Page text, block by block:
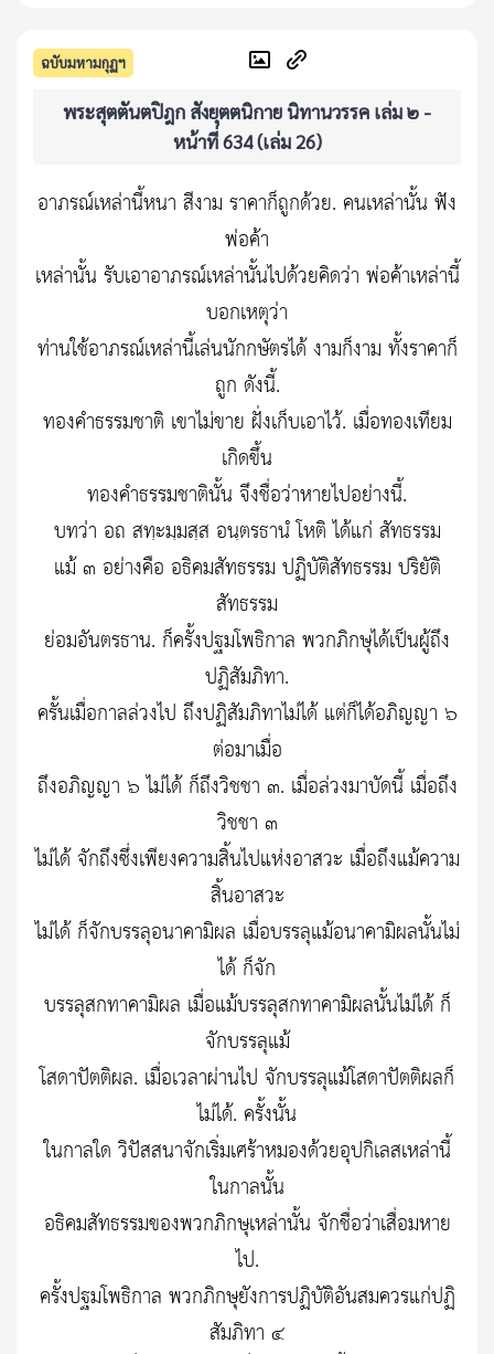
ฉบับมหามกุฏฯ
พระสุตตันตปิฎก สังยุตตนิกาย นิทานวรรค เล่ม ๒ -
หน้าที่ 634 (เล่ม 26)
อาภรณ์เหล่านี้หนา สีงาม ราคาก็ถูกด้วย. คนเหล่านั้น ฟัง
พ่อค้า
เหล่านั้น รับเอาอาภรณ์เหล่านั้นไปด้วยคิดว่า พ่อค้าเหล่านี้
บอกเหตุว่า
ท่านใช้อาภรณ์เหล่านี้เล่นนักกษัตรได้ งามก็งาม ทั้งราคาก็
ถูก ดังนี้.
ทองคำธรรมชาติ เขาไม่ขาย ฝั่งเก็บเอาไว้. เมื่อทองเทียม
เกิดขึ้น
ทองคำธรรมชาตินั้น จึงชื่อว่าหายไปอย่างนี้.
บทว่า อถ สทฺะมฺมสฺส อนฺตรธานํ โหติ ได้แก่ สัทธรรม
แม้ ๓ อย่างคือ อธิคมสัทธรรม ปฏิบัติสัทธรรม ปริยัติ
สัทธรรม
ย่อมอันตรธาน. ก็ครั้งปฐมโพธิกาล พวกภิกษุได้เป็นผู้ถึง
ปฏิสัมภิทา.
ครั้นเมื่อกาลล่วงไป ถึงปฏิสัมภิทาไม่ได้ แต่ก็ได้อภิญญา ๖
ต่อมาเมื่อ
ถึงอภิญญา ๖ ไม่ได้ ก็ถึงวิชชา ๓. เมื่อล่วงมาบัดนี้ เมื่อถึง
วิชชา ๓
ไม่ได้ จักถึงซึ่งเพียงความสิ้นไปแห่งอาสวะ เมื่อถึงแม้ความ
สิ้นอาสวะ
ไม่ได้ ก็จักบรรลุอนาคามิผล เมื่อบรรลุแม้อนาคามิผลนั้นไม่
ได้ ก็จัก
บรรลุสกทาคามิผล เมื่อแม้บรรลุสกทาคามิผลนั้นไม่ได้ ก็
จักบรรลุแม้
โสดาปัตติผล. เมื่อเวลาผ่านไป จักบรรลุแม้โสดาปัตติผลก็
ไม่ได้. ครั้งนั้น
ในกาลใด วิปัสสนาจักเริ่มเศร้าหมองด้วยอุปกิเลสเหล่านี้
ในกาลนั้น
อธิคมสัทธรรมของพวกภิกษุเหล่านั้น จักชื่อว่าเสื่อมหาย
ไป.
ครั้งปฐมโพธิกาล พวกภิกษุยังการปฏิบัติอันสมควรแก่ปฏิ
สัมภิทา ๔